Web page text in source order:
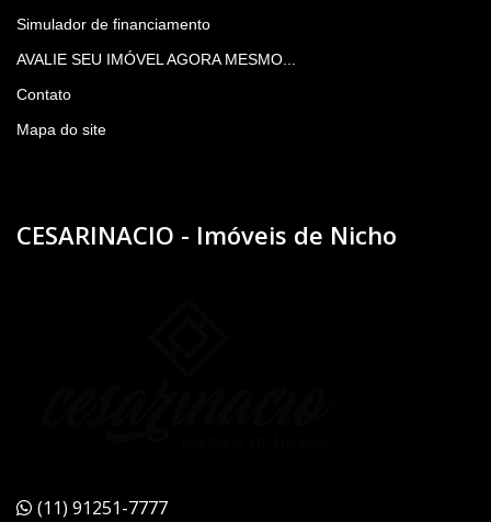
Simulador de financiamento
AVALIE SEU IMÓVEL AGORA MESMO...
Contato
Mapa do site
CESARINACIO - Imóveis de Nicho
(11) 91251-7777